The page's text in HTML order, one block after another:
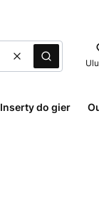
WyczyśćSzukaj
Inserty do gier